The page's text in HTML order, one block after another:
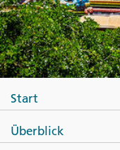
Start
Überblick